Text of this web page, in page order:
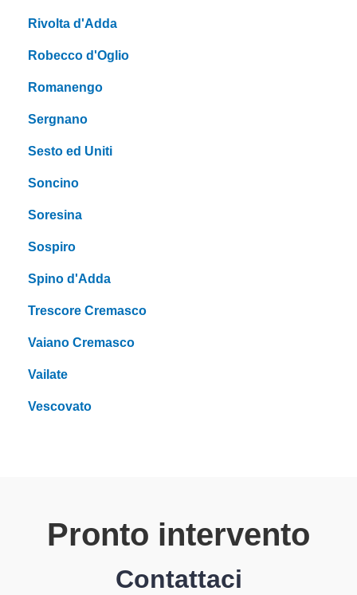
Rivolta d'Adda
Robecco d'Oglio
Romanengo
Sergnano
Sesto ed Uniti
Soncino
Soresina
Sospiro
Spino d'Adda
Trescore Cremasco
Vaiano Cremasco
Vailate
Vescovato
Pronto intervento
Contattaci